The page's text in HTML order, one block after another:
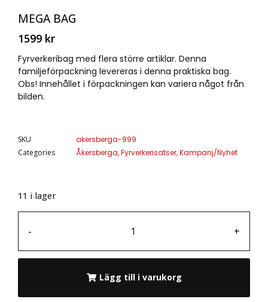
MEGA BAG
1599 kr
Fyrverkeribag med flera större artiklar. Denna
familjeförpackning levereras i denna praktiska bag.
Obs! Innehållet i förpackningen kan variera något från
bilden.
SKU
akersberga-999
Categories
Åkersberga,Fyrverkerisatser,Kampanj/Nyhet
11 i lager
- +
Lägg till i varukorg